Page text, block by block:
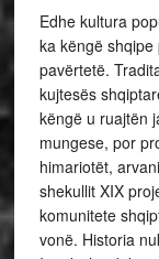
Edhe kultura
ka këngë
pavërtetë.
kujtesës
këngë u ruajtën
mungese, por
himariotët,
shekullit XIX
komunitete
vonë. Historia